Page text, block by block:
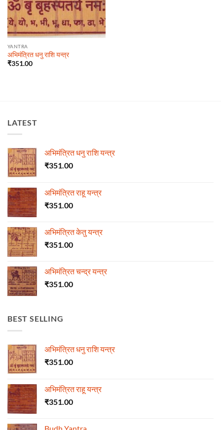
YANTRA
अभिमंत्रित धनु राशि यन्त्र
₹351.00
LATEST
अभिमंत्रित धनु राशि यन्त्र
₹351.00
अभिमंत्रित राहू यन्त्र
₹351.00
अभिमंत्रित केतु यन्त्र
₹351.00
अभिमंत्रित चन्द्र यन्त्र
₹351.00
BEST SELLING
अभिमंत्रित धनु राशि यन्त्र
₹351.00
अभिमंत्रित राहू यन्त्र
₹351.00